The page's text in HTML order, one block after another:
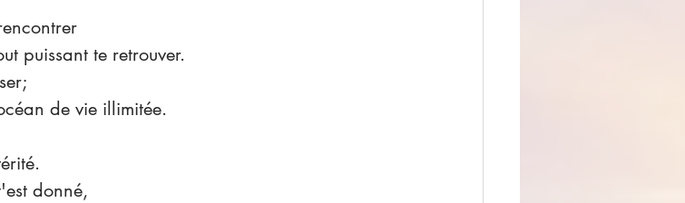
puissant te retrouver.
de vie illimitée.
donné,